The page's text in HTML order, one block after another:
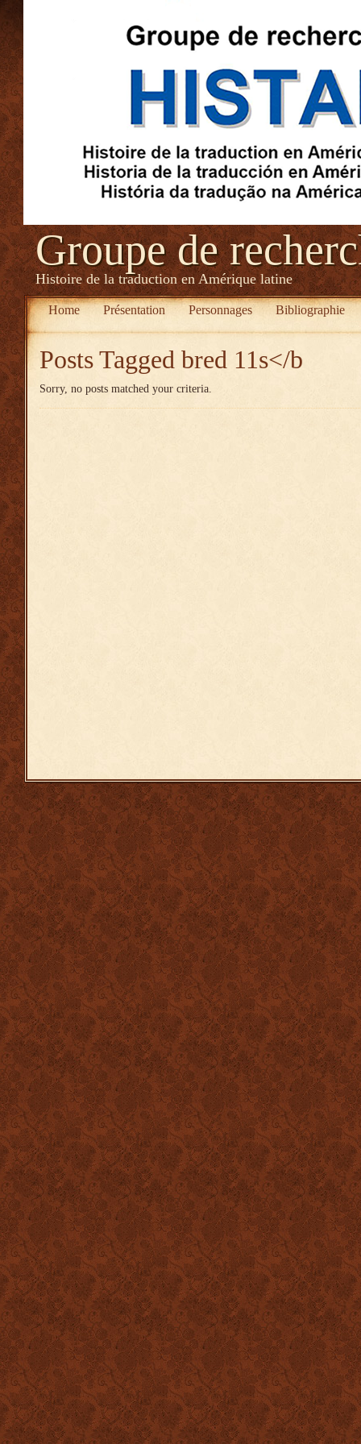
Groupe de
Histoire de la traduction en Amérique latine
Home Présentation Personnages Bibliographie
Posts Tagged bred 11s</b
Sorry, no posts matched your criteria.